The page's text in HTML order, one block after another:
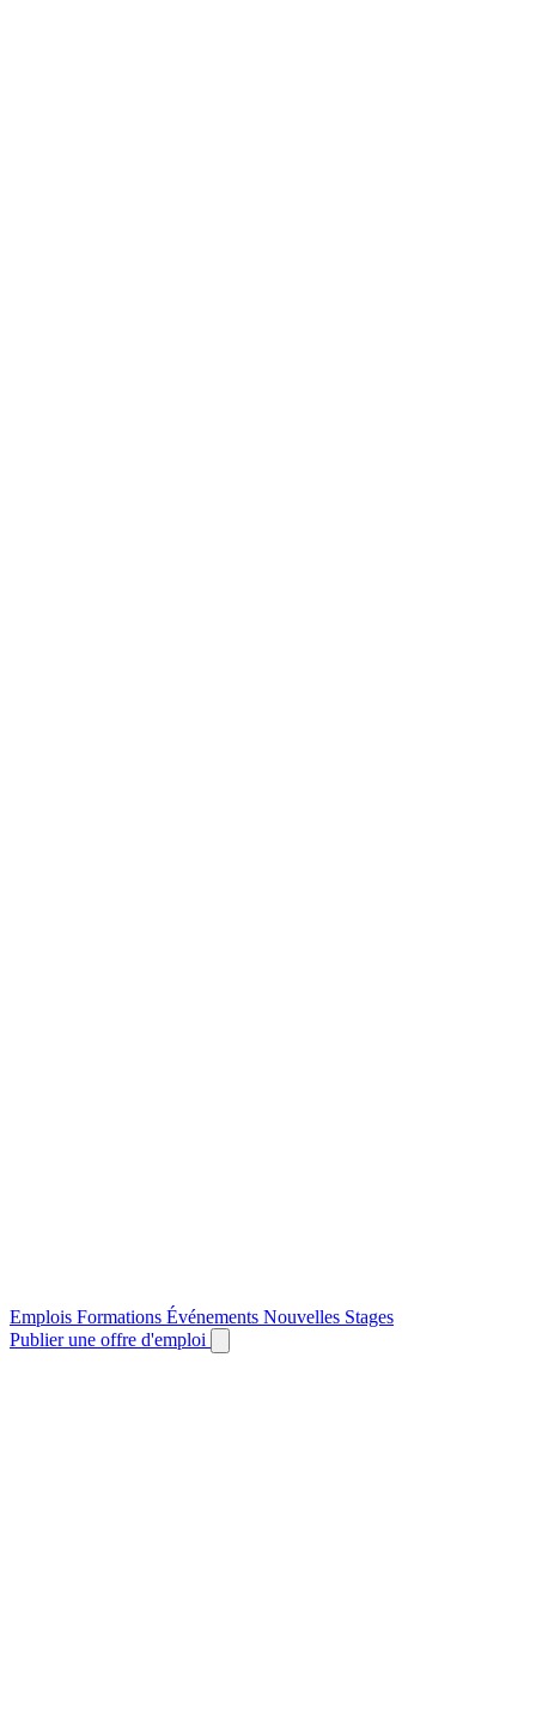
Emplois Formations Événements Nouvelles Stages
Publier une offre d'emploi